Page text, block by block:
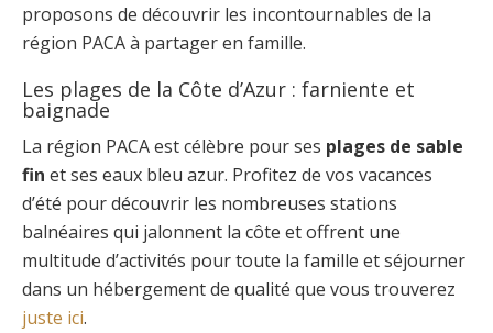
proposons de découvrir les incontournables de la
région PACA à partager en famille.
Les plages de la Côte d’Azur : farniente et
baignade
La région PACA est célèbre pour ses plages de sable
fin et ses eaux bleu azur. Profitez de vos vacances
d’été pour découvrir les nombreuses stations
balnéaires qui jalonnent la côte et offrent une
multitude d’activités pour toute la famille et séjourner
dans un hébergement de qualité que vous trouverez
juste ici.